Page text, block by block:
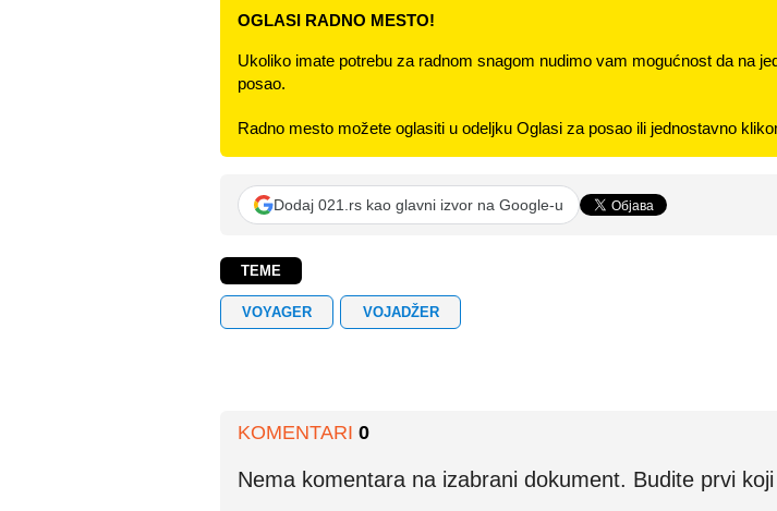
OGLASI RADNO MESTO!
Ukoliko imate potrebu za radnom snagom nudimo vam mogućnost da na
posao.
Radno mesto možete oglasiti u odeljku Oglasi za posao ili jednostavno
Dodaj 021.rs kao glavni izvor na Google-u
TEME
VOYAGER VOJADŽER
KOMENTARI 0
Nema komentara na izabrani dokument. Budite prvi